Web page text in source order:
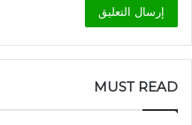
MUST READ